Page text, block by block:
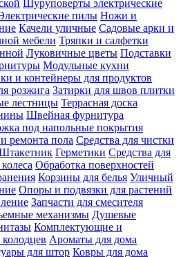
Шуруповерты электрические
пилы Ножи и
Качели уличные Садовые арки и
мебели Тряпки и салфетки
Луковичные цветы Подставки
Модульные кухни
и контейнеры для продуктов
розжига Затирки для швов плитки
лестницы Террасная доска
Швейная фурнитура
под напольные покрытия
ремонта пола Средства для чистки
Герметики Средства для
Обработка поверхностей
Корзины для белья Уличный
Опоры и подвязки для растений
Запчасти для смесителя
механизмы Душевые
Комплектующие и
Ароматы для дома
для штор Ковры для дома